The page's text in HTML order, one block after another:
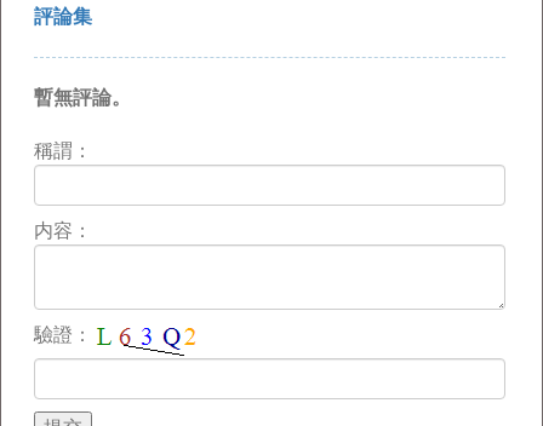
評論集
暫無評論。
稱謂：
内容：
驗證：